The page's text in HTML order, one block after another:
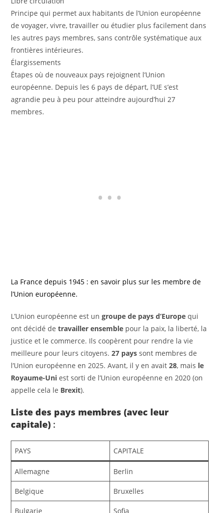
Principe qui permet aux habitants de l’Union européenne
de voyager, vivre, travailler ou étudier plus facilement dans
les autres pays membres, sans contrôle systématique aux
frontières intérieures.
Élargissements
Étapes où de nouveaux pays rejoignent l’Union
européenne. Depuis les 6 pays de départ, l’UE s’est
agrandie peu à peu pour atteindre aujourd’hui 27
membres.
La France depuis 1945 : en savoir plus sur les membre de
l’Union européenne.
L’Union européenne est ungroupe de pays d’Europe qui
ont décidé detravailler ensemble pour la paix, la liberté, la
justice et le commerce. Ils coopèrent pour rendre la vie
meilleure pour leurs citoyens.27 pays sont membres de
l’Union européenne en 2025. Avant, il y en avait28, mais le
Royaume-Uni est sorti de l’Union européenne en 2020 (on
appelle cela le Brexit).
Liste des pays membres (avec leur
capitale) :
PAYS CAPITALE
Allemagne Berlin
Belgique Bruxelles
Bulgarie Sofia